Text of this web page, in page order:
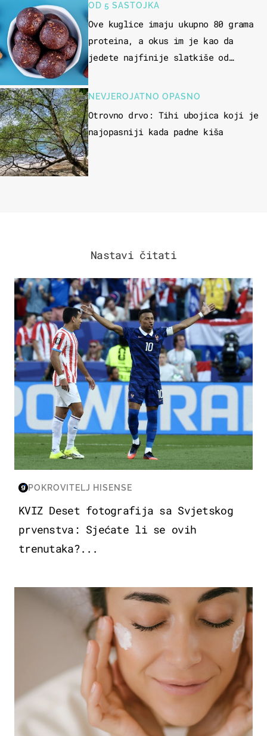
OD 5 SASTOJKA
Ove kuglice imaju ukupno 80 grama
proteina, a okus im je kao da
jedete najfinije slatkiše od
NEVJEROJATNO OPASNO
Otrovno drvo: Tihi ubojica koji je
najopasniji kada padne kiša
Nastavi čitati
SVJETSKO PRVENSTVO 2026
POKROVITELJ HISENSE
KVIZ Deset fotografija sa Svjetskog
prvenstva: Sjećate li se ovih
trenutaka?...
MODA & LJEPOTA